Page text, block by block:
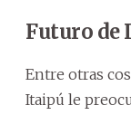
Futuro de
Entre otras
Itaipú le